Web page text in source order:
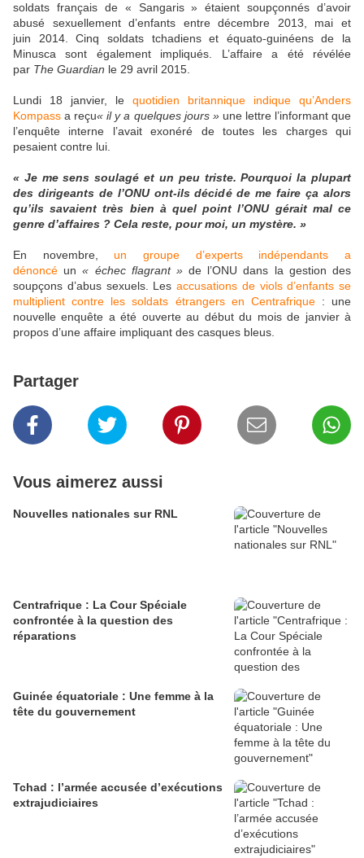
soldats français de « Sangaris » étaient soupçonnés d’avoir
abusé sexuellement d’enfants entre décembre 2013, mai et
juin 2014. Cinq soldats tchadiens et équato-guinéens de la
Minusca sont également impliqués. L’affaire a été révélée
par The Guardian le 29 avril 2015.
Lundi 18 janvier, le quotidien britannique indique qu’Anders
Kompass a reçu« il y a quelques jours »une lettre l’informant que
l’enquête interne l’avait exonéré de toutes les charges qui
pesaient contre lui.
« Je me sens soulagé et un peu triste. Pourquoi la plupart
des dirigeants de l’ONU ont-ils décidé de me faire ça alors
qu’ils savaient très bien à quel point l’ONU gérait mal ce
genre d’affaires ? Cela reste, pour moi, un mystère. »
En novembre,un groupe d’experts indépendants a
dénoncé un« échec flagrant »de l’ONU dans la gestion des
soupçons d’abus sexuels. Les accusations de viols d’enfants se
multiplient contre les soldats étrangers en Centrafrique: une
nouvelle enquête a été ouverte au début du mois de janvier à
propos d’une affaire impliquant des casques bleus.
Partager
Vous aimerez aussi
Nouvelles nationales sur RNL
Centrafrique : La Cour Spéciale
confrontée à la question des
réparations
Guinée équatoriale : Une femme à la
tête du gouvernement
Tchad : l’armée accusée d’exécutions
extrajudiciaires